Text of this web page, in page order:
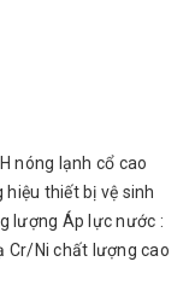
nóng lạnh cổ cao
thiết bị vệ sinh
lượng Áp lực nước :
Cr/Ni chất lượng cao